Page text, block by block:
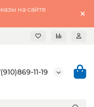
на сайте
11-19